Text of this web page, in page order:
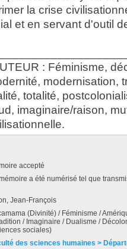
la crise
et en servant d'outil
: Féminisme,
modernisation,
totalité,
imaginaire/raison,
accepté
a été numérisé tel que
Jean-François
(Divinité) / Féminisme /
/ Imaginaire / Dualisme /
sociales)
des sciences humaines >